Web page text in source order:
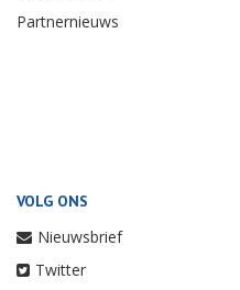
Partnernieuws
VOLG ONS
Nieuwsbrief
Twitter